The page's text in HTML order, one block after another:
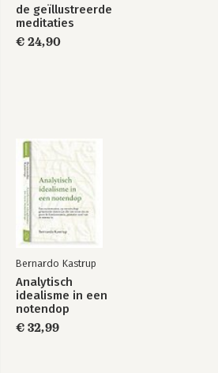
de geïllustreerde
meditaties
€ 24,90
Bernardo Kastrup
Analytisch
idealisme in een
notendop
€ 32,99